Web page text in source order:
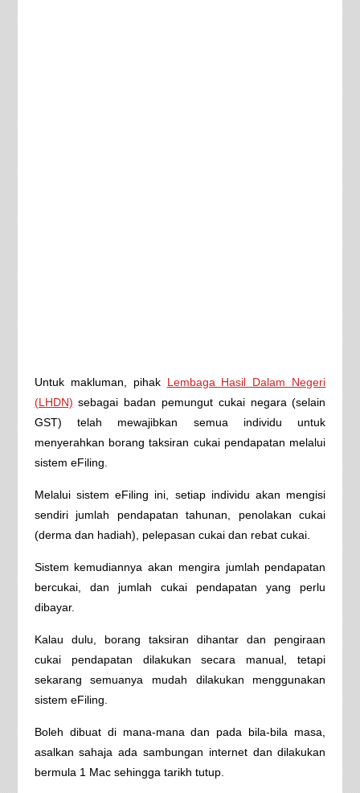
Untuk makluman, pihak Lembaga Hasil Dalam Negeri
(LHDN) sebagai badan pemungut cukai negara (selain
GST) telah mewajibkan semua individu untuk
menyerahkan borang taksiran cukai pendapatan melalui
sistem eFiling.
Melalui sistem eFiling ini, setiap individu akan mengisi
sendiri jumlah pendapatan tahunan, penolakan cukai
(derma dan hadiah), pelepasan cukai dan rebat cukai.
Sistem kemudiannya akan mengira jumlah pendapatan
bercukai, dan jumlah cukai pendapatan yang perlu
dibayar.
Kalau dulu, borang taksiran dihantar dan pengiraan
cukai pendapatan dilakukan secara manual, tetapi
sekarang semuanya mudah dilakukan menggunakan
sistem eFiling.
Boleh dibuat di mana-mana dan pada bila-bila masa,
asalkan sahaja ada sambungan internet dan dilakukan
bermula 1 Mac sehingga tarikh tutup.